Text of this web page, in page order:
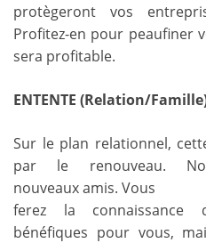
protègeront vos
Profitez-en pour peaufiner
sera profitable.
ENTENTE (Relation/
Sur le plan relationnel,
par le renouveau.
nouveaux amis. Vous
ferez la connaissance
bénéfiques pour vous,